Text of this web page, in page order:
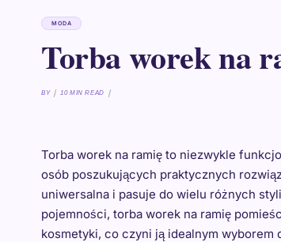
MODA
Torba worek na
BY 10 MIN READ
Torba worek na ramię to niezwykle
osób poszukujących praktycznych
uniwersalna i pasuje do wielu różnych
pojemności, torba worek na ramię
kosmetyki, co czyni ją idealnym